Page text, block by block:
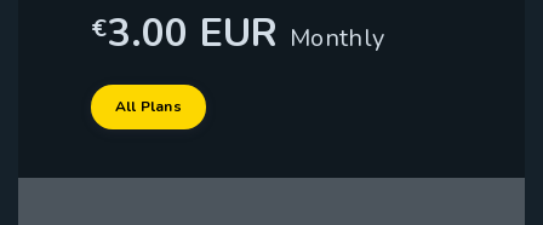
€3.00 EUR Monthly
All Plans